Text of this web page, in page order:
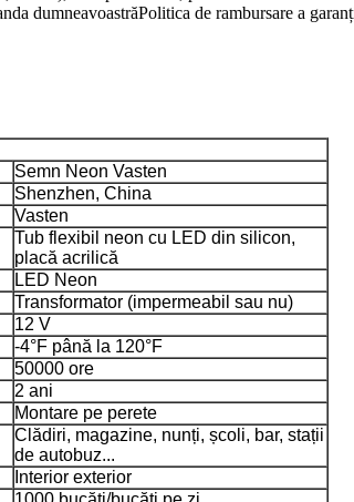
dumneavoastrăPolitica de rambursare a
Semn Neon Vasten
Shenzhen, China
Vasten
Tub flexibil neon cu LED din silicon,
placă acrilică
LED Neon
Transformator (impermeabil sau nu)
12 V
-4°F până la 120°F
50000 ore
2 ani
Montare pe perete
Clădiri, magazine, nunți, școli, bar, stații
de autobuz...
Interior exterior